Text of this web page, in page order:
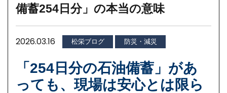
備蓄254日分」の本当の意味
2026.03.16 松栄ブログ 防災・減災
「254日分の石油備蓄」があ
っても、現場は安心とは限ら